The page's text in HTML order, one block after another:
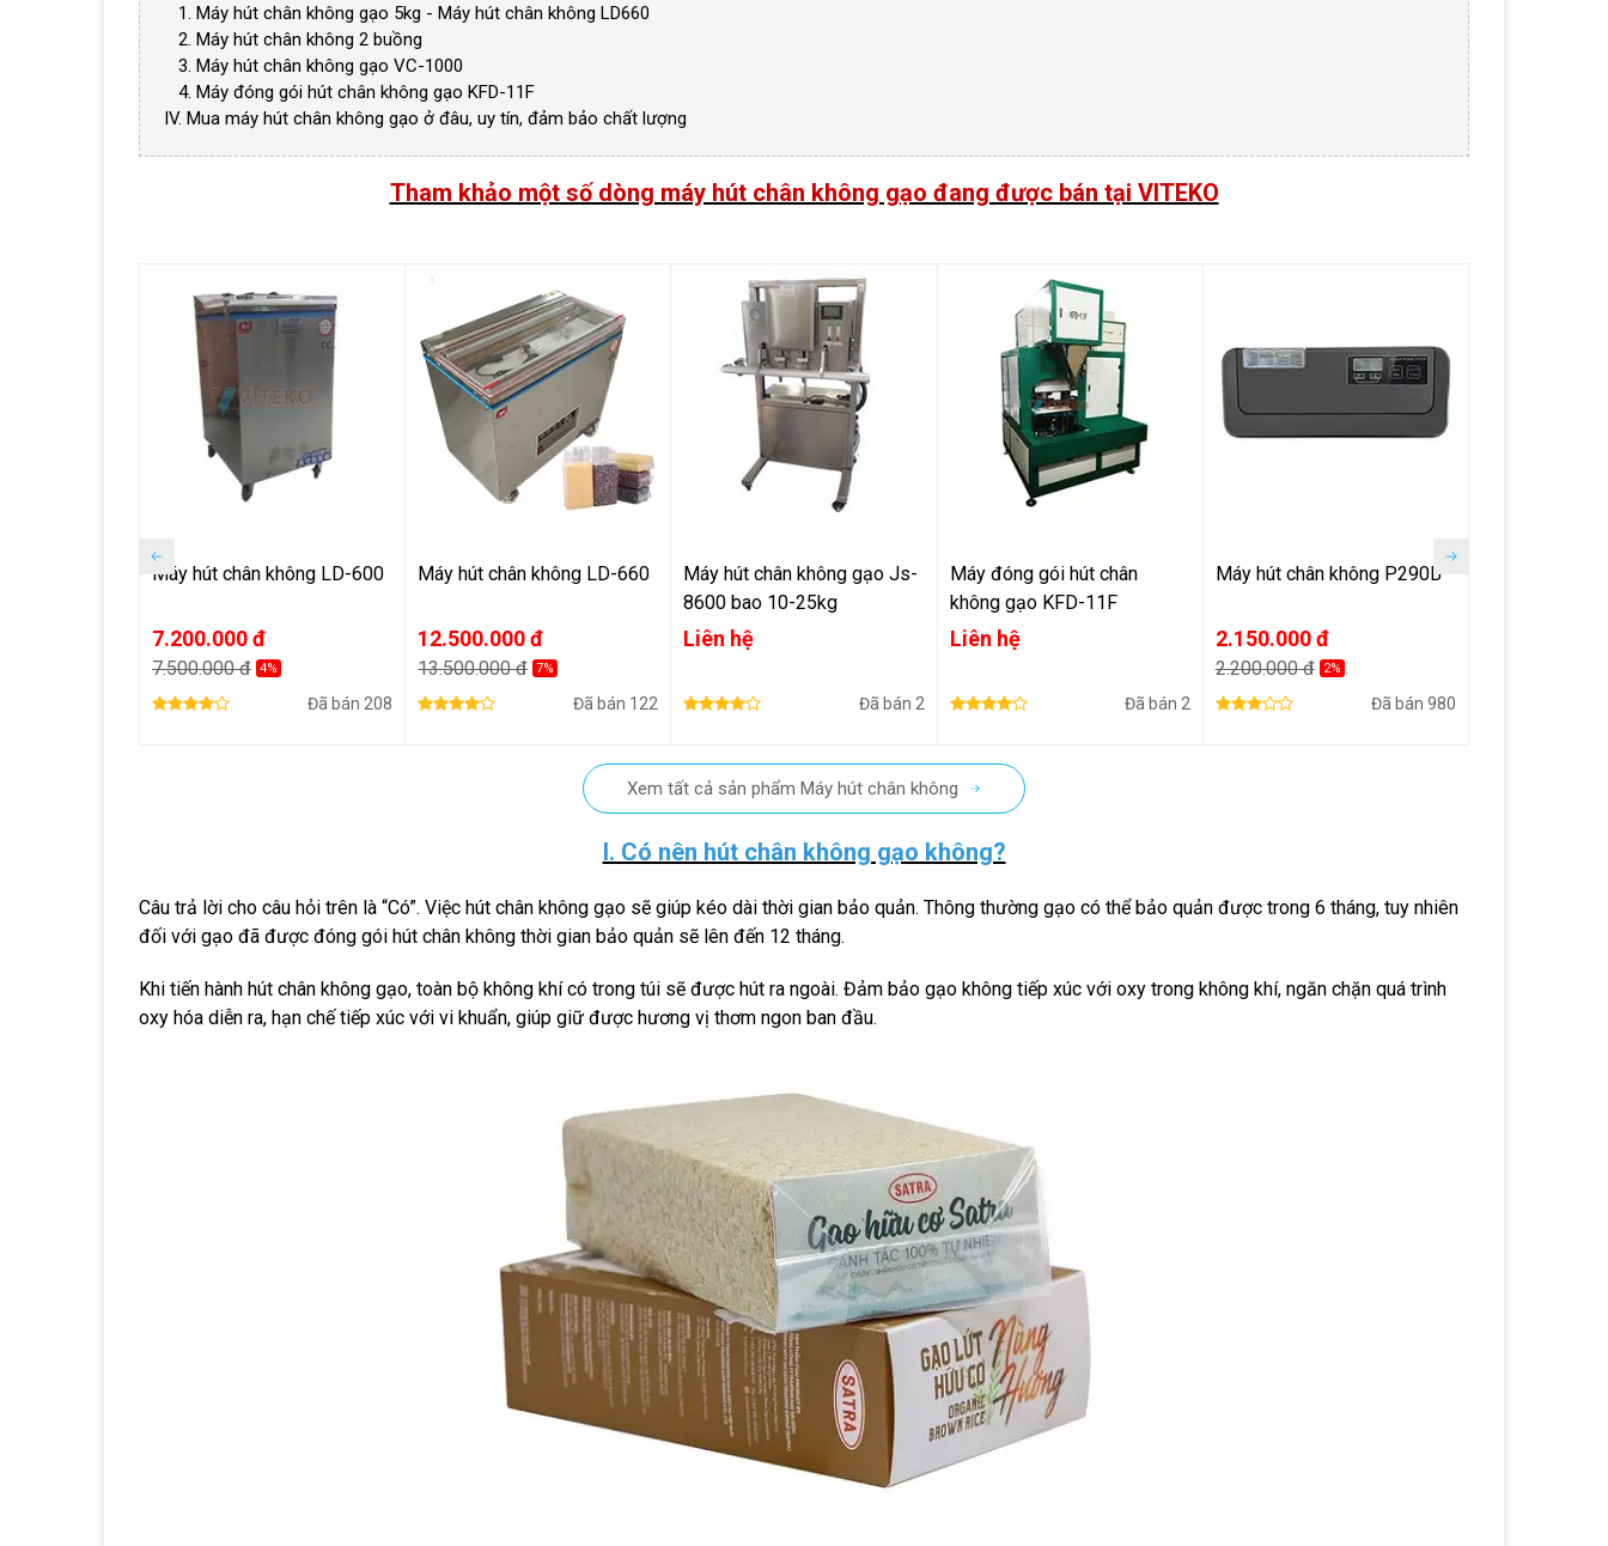
1. Máy hút chân không gạo 5kg - Máy hút chân không LD660
2. Máy hút chân không 2 buồng
3. Máy hút chân không gạo VC-1000
4. Máy đóng gói hút chân không gạo KFD-11F
IV. Mua máy hút chân không gạo ở đâu, uy tín, đảm bảo chất lượng
Tham khảo một số dòng máy hút chân không gạo đang được bán tại VITEKO
Máy hút chân không LD-600
7.200.000 đ
7.500.000 đ 4%
Đã bán 208
Máy hút chân không LD-660
12.500.000 đ
13.500.000 đ 7%
Đã bán 122
Máy hút chân không gạo Js-
8600 bao 10-25kg
Liên hệ
Đã bán 2
Máy đóng gói hút chân
không gạo KFD-11F
Liên hệ
Đã bán 2
Máy hút chân không P290B
2.150.000 đ
2.200.000 đ 2%
Đã bán 980
Xem tất cả sản phẩm Máy hút chân không
I. Có nên hút chân không gạo không?
Câu trả lời cho câu hỏi trên là “Có”. Việc hút chân không gạo sẽ giúp kéo dài thời gian bảo quản. Thông thường gạo có thể bảo quản được trong 6 tháng, tuy nhiên
đối với gạo đã được đóng gói hút chân không thời gian bảo quản sẽ lên đến 12 tháng.
Khi tiến hành hút chân không gạo, toàn bộ không khí có trong túi sẽ được hút ra ngoài. Đảm bảo gạo không tiếp xúc với oxy trong không khí, ngăn chặn quá trình
oxy hóa diễn ra, hạn chế tiếp xúc với vi khuẩn, giúp giữ được hương vị thơm ngon ban đầu.